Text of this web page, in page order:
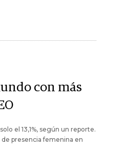
con más
el 13,1%, según un reporte.
presencia femenina en